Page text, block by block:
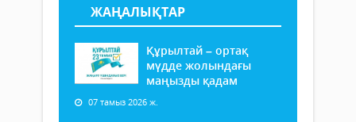
ЖАҢАЛЫҚТАР
Құрылтай – ортақ
мүдде жолындағы
маңызды қадам
07 тамыз 2026 ж.